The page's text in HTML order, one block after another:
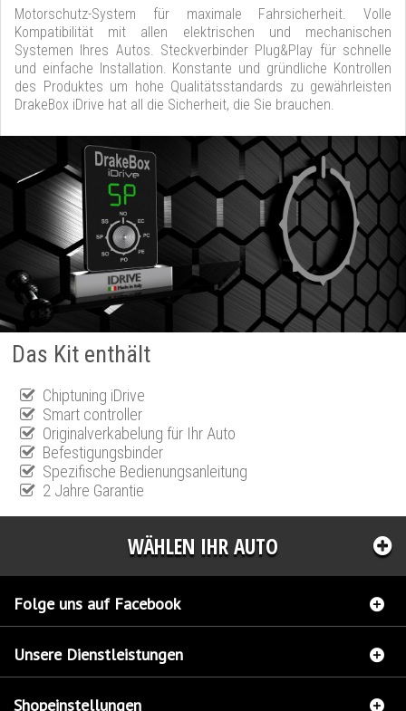
Motorschutz-System für maximale Fahrsicherheit. Volle
Kompatibilität mit allen elektrischen und mechanischen
Systemen Ihres Autos. Steckverbinder Plug&Play für schnelle
und einfache Installation. Konstante und gründliche Kontrollen
des Produktes um hohe Qualitätsstandards zu gewährleisten
DrakeBox iDrive hat all die Sicherheit, die Sie brauchen.
Das Kit enthält
Chiptuning iDrive
Smart controller
Originalverkabelung für Ihr Auto
Befestigungsbinder
Spezifische Bedienungsanleitung
2 Jahre Garantie
WÄHLEN IHR AUTO
Folge uns auf Facebook
Unsere Dienstleistungen
Shopeinstellungen